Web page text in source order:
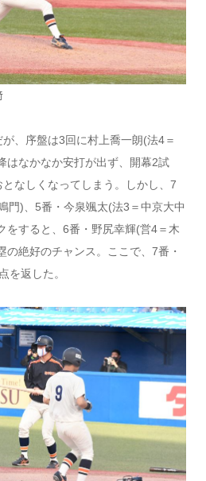
、序盤は3回に村上喬一朗(法4＝
はなかなか安打が出ず、開幕2試
なしくなってしまう。しかし、7
門)、5番・今泉颯太(法3＝中京大中
をすると、6番・野尻幸輝(営4＝木
絶好のチャンス。ここで、7番・
を返した。